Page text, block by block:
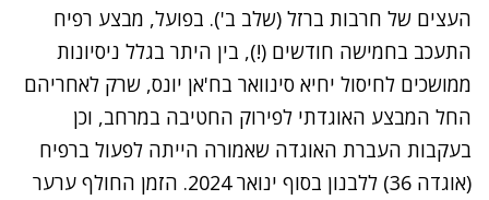
העצים של חרבות ברזל (שלב ב'). בפועל, מבצע רפיח
התעכב בחמישה חודשים (!), בין היתר בגלל ניסיונות
ממושכים לחיסול יחיא סינוואר בח'אן יונס, שרק לאחריהם
החל המבצע האוגדתי לפירוק החטיבה במרחב, וכן
בעקבות העברת האוגדה שאמורה הייתה לפעול ברפיח
(אוגדה 36) ללבנון בסוף ינואר 2024. הזמן החולף ערער